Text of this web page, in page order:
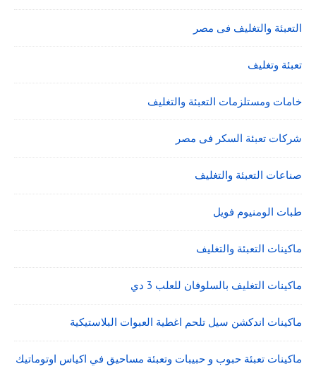
التعبئة والتغليف فى مصر
تعبئة وتغليف
خامات ومستلزمات التعبئة والتغليف
شركات تعبئة السكر فى مصر
صناعات التعبئة والتغليف
طبات الومنيوم فويل
ماكينات التعبئة والتغليف
ماكينات التغليف بالسلوفان للعلب 3 دي
ماكينات اندكشن سيل تلحم اغطية العبوات البلاستيكية
ماكينات تعبئة حبوب و حبيبات وتعبئة مساحيق في اكياس اوتوماتيك